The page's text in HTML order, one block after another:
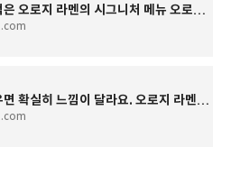
만우절에 먹은 오로지 라멘의 시그니처 메뉴 오로지 라멘. By 직장인 점심 메뉴 탐방
라멘도 매우면 확실히 느낌이 달라요. 오로지 라멘의 매운 돈코츠 라멘. By 직장인 점심 메뉴 탐